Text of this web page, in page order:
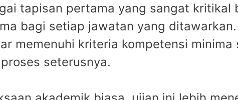
tapisan pertama yang sangat kritikal
bagi setiap jawatan yang
memenuhi kriteria kompetensi minima
seterusnya.